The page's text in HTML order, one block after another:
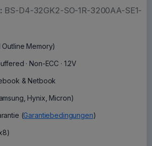
BS-D4-32GK2-SO-1R-3200AA-SE1-
Outline Memory)
· Non-ECC · 1.2V
& Netbook
Hynix, Micron)
(Garantiebedingungen)